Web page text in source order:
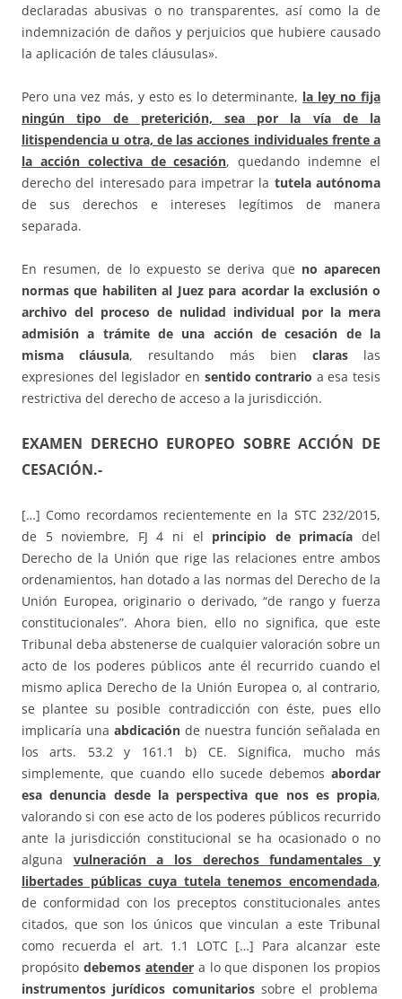
declaradas abusivas o no transparentes, así como la de
indemnización de daños y perjuicios que hubiere causado
la aplicación de tales cláusulas».
Pero una vez más, y esto es lo determinante, la ley no fija
ningún tipo de preterición, sea por la vía de la
litispendencia u otra, de las acciones individuales frente a
la acción colectiva de cesación, quedando indemne el
derecho del interesado para impetrar la tutela autónoma
de sus derechos e intereses legítimos de manera
separada.
En resumen, de lo expuesto se deriva que no aparecen
normas que habiliten al Juez para acordar la exclusión o
archivo del proceso de nulidad individual por la mera
admisión a trámite de una acción de cesación de la
misma cláusula, resultando más bien claraslas
expresiones del legislador en sentido contrario a esa tesis
restrictiva del derecho de acceso a la jurisdicción.
EXAMEN DERECHO EUROPEO SOBRE ACCIÓN DE
CESACIÓN.-
[…] Como recordamos recientemente en la STC 232/2015,
de 5 noviembre, FJ 4 ni el principio de primacía del
Derecho de la Unión que rige las relaciones entre ambos
ordenamientos, han dotado a las normas del Derecho de la
Unión Europea, originario o derivado, “de rango y fuerza
constitucionales”. Ahora bien, ello no significa, que este
Tribunal deba abstenerse de cualquier valoración sobre un
acto de los poderes públicos ante él recurrido cuando el
mismo aplica Derecho de la Unión Europea o, al contrario,
se plantee su posible contradicción con éste, pues ello
implicaría una abdicación de nuestra función señalada en
los arts. 53.2 y 161.1 b) CE. Significa, mucho más
simplemente, que cuando ello sucede debemos abordar
esa denuncia desde la perspectiva que nos es propia,
valorando si con ese acto de los poderes públicos recurrido
ante la jurisdicción constitucional se ha ocasionado o no
alguna
vulneración a los derechos fundamentales y
libertades públicas cuya tutela tenemos encomendada,
de conformidad con los preceptos constitucionales antes
citados, que son los únicos que vinculan a este Tribunal
como recuerda el art. 1.1 LOTC […] Para alcanzar este
propósito debemos atender a lo que disponen los propios
instrumentos jurídicos comunitarios sobre el problema